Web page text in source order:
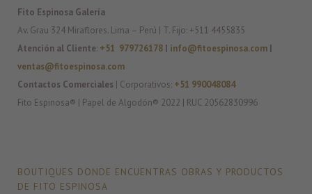
Fito Espinosa Galería
Av. Grau 324 Miraflores. Lima – Perú | T. Fijo: +511 4455835
Atención al Cliente: +51 979726178 info@fitoespinosa.com
ventas@fitoespinosa.com
Contactos Comerciales
| Corporativos: +51 990048084
Fito Espinosa® | Papel de Algodón® 2022 | RUC 20562830996
BOUTIQUES DONDE ENCUENTRAS OBRAS Y PRODUCTOS
DE FITO ESPINOSA